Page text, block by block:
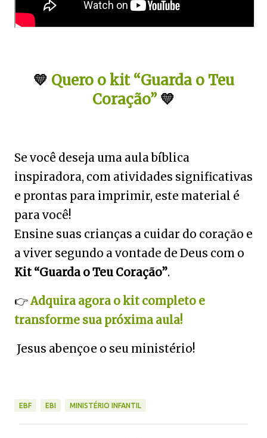
💛 Quero o kit “Guarda o Teu
Coração” 💛
Se você deseja uma aula bíblica
inspiradora, com atividades significativas
e prontas para imprimir, este material é
para você!
Ensine suas crianças a cuidar do coração e
a viver segundo a vontade de Deus com o
Kit “Guarda o Teu Coração”.
👉Adquira agora o kit completo e
transforme sua próxima aula!
Jesus abençoe o seu ministério!
EBF EBI MINISTÉRIO INFANTIL